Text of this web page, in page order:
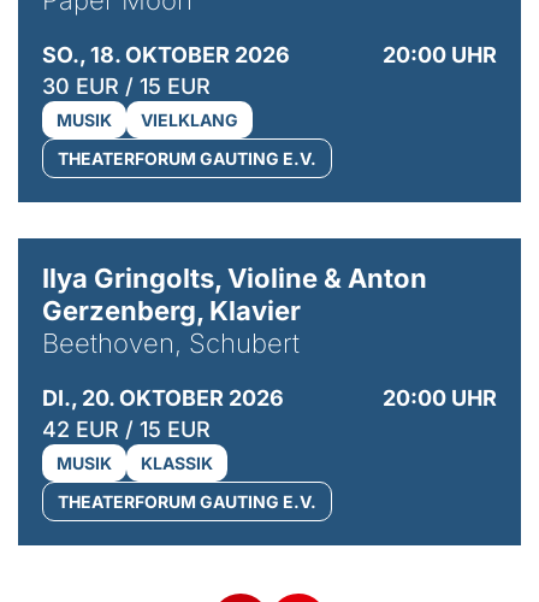
SO., 18. OKTOBER 2026
20:00 UHR
30 EUR / 15 EUR
MUSIK
VIELKLANG
THEATERFORUM GAUTING E.V.
Ilya Gringolts, Violine & Anton
Gerzenberg, Klavier
Beethoven, Schubert
DI., 20. OKTOBER 2026
20:00 UHR
42 EUR / 15 EUR
MUSIK
KLASSIK
THEATERFORUM GAUTING E.V.